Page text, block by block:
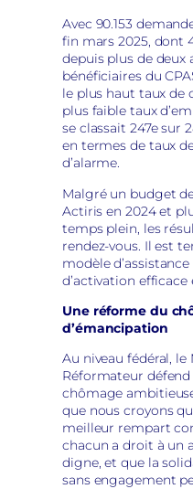
Avec 90.153
fin mars 2025, dont
depuis plus de deux
bénéficiaires du
le plus haut taux de
plus faible taux
se classait 247e sur
en termes de taux
d’alarme.
Malgré un budget
Actiris en 2024 et
temps plein, les
rendez-vous. Il est
modèle
d’activation efficace
Une réforme du
d’émancipation
Au niveau fédéral,
Réformateur
chômage
que nous croyons
meilleur rempart
chacun a droit à un
digne, et que la
sans engagement